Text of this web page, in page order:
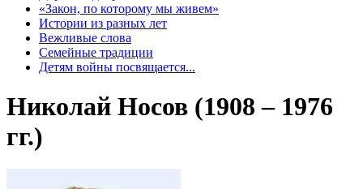
«Закон, по которому мы живем»
Истории из разных лет
Вежливые слова
Семейные традиции
Детям войны посвящается...
Николай Носов (1908 – 1976
гг.)